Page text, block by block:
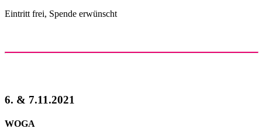
Eintritt frei, Spende erwünscht
6. & 7.11.2021
WOGA